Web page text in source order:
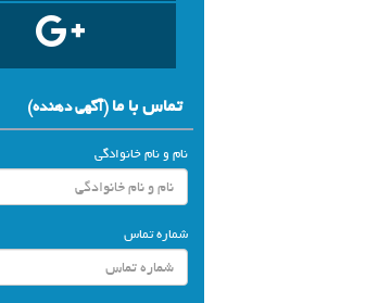
تماس با ما(آگهي دهنده)
نام و نام خانوادگی
شماره تماس